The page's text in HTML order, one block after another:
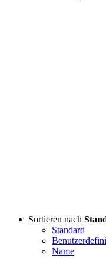
Sortieren nach
Standard
Name